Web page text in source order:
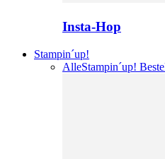
Insta-Hop
Stampin´up!
AlleStampin´up!